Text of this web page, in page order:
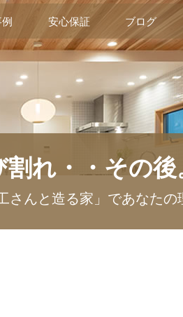
安心保証 ブログ
れ・・その後
さんと造る家」であなたの